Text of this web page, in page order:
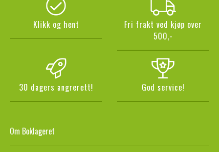
Klikk og hent
Fri frakt ved kjøp over
500,-
30 dagers angrerett! God service!
Om Boklageret